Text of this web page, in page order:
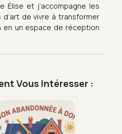
Élise et j’accompagne les
d’art de vivre à transformer
en un espace de réception
Vous Intéresser :